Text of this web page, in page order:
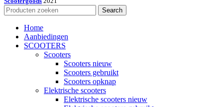
Search
Home
Aanbiedingen
SCOOTERS
Scooters
Scooters nieuw
Scooters gebruikt
Scooters opknap
Elektrische scooters
Elektrische scooters nieuw